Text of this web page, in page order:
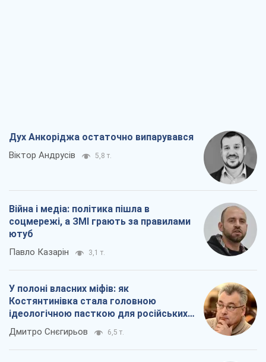
Дух Анкоріджа остаточно випарувався
Віктор Андрусів 5,8 т.
Війна і медіа: політика пішла в
соцмережі, а ЗМІ грають за правилами
ютуб
Павло Казарін 3,1 т.
У полоні власних міфів: як
Костянтинівка стала головною
ідеологічною пасткою для російських
окупантів
Дмитро Снєгирьов 6,5 т.